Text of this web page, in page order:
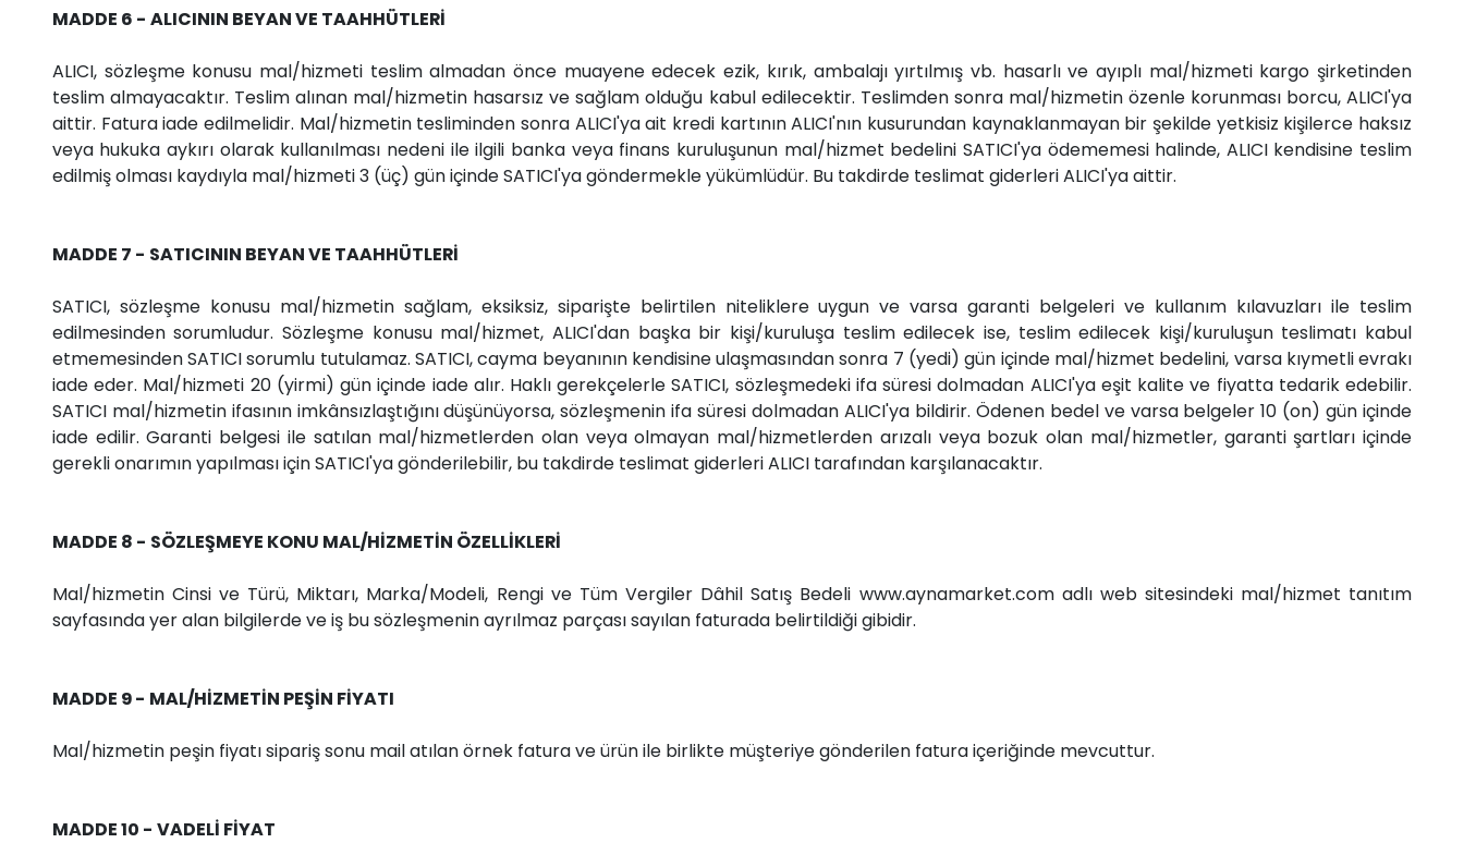
MADDE 6 - ALICININ BEYAN VE TAAHHÜTLERİ
ALICI, sözleşme konusu mal/hizmeti teslim almadan önce muayene edecek ezik, kırık, ambalajı yırtılmış vb. hasarlı ve ayıplı mal/hizmeti kargo şirketinden
teslim almayacaktır. Teslim alınan mal/hizmetin hasarsız ve sağlam olduğu kabul edilecektir. Teslimden sonra mal/hizmetin özenle korunması borcu, ALICI'ya
aittir. Fatura iade edilmelidir. Mal/hizmetin tesliminden sonra ALICI'ya ait kredi kartının ALICI'nın kusurundan kaynaklanmayan bir şekilde yetkisiz kişilerce haksız
veya hukuka aykırı olarak kullanılması nedeni ile ilgili banka veya finans kuruluşunun mal/hizmet bedelini SATICI'ya ödememesi halinde, ALICI kendisine teslim
edilmiş olması kaydıyla mal/hizmeti 3 (üç) gün içinde SATICI'ya göndermekle yükümlüdür. Bu takdirde teslimat giderleri ALICI'ya aittir.
MADDE 7 - SATICININ BEYAN VE TAAHHÜTLERİ
SATICI, sözleşme konusu mal/hizmetin sağlam, eksiksiz, siparişte belirtilen niteliklere uygun ve varsa garanti belgeleri ve kullanım kılavuzları ile teslim
edilmesinden sorumludur. Sözleşme konusu mal/hizmet, ALICI'dan başka bir kişi/kuruluşa teslim edilecek ise, teslim edilecek kişi/kuruluşun teslimatı kabul
etmemesinden SATICI sorumlu tutulamaz. SATICI, cayma beyanının kendisine ulaşmasından sonra 7 (yedi) gün içinde mal/hizmet bedelini, varsa kıymetli evrakı
iade eder. Mal/hizmeti 20 (yirmi) gün içinde iade alır. Haklı gerekçelerle SATICI, sözleşmedeki ifa süresi dolmadan ALICI'ya eşit kalite ve fiyatta tedarik edebilir.
SATICI mal/hizmetin ifasının imkânsızlaştığını düşünüyorsa, sözleşmenin ifa süresi dolmadan ALICI'ya bildirir. Ödenen bedel ve varsa belgeler 10 (on) gün içinde
iade edilir. Garanti belgesi ile satılan mal/hizmetlerden olan veya olmayan mal/hizmetlerden arızalı veya bozuk olan mal/hizmetler, garanti şartları içinde
gerekli onarımın yapılması için SATICI'ya gönderilebilir, bu takdirde teslimat giderleri ALICI tarafından karşılanacaktır.
MADDE 8 - SÖZLEŞMEYE KONU MAL/HİZMETİN ÖZELLİKLERİ
Mal/hizmetin Cinsi ve Türü, Miktarı, Marka/Modeli, Rengi ve Tüm Vergiler Dâhil Satış Bedeli www.aynamarket.com adlı web sitesindeki mal/hizmet tanıtım
sayfasında yer alan bilgilerde ve iş bu sözleşmenin ayrılmaz parçası sayılan faturada belirtildiği gibidir.
MADDE 9 - MAL/HİZMETİN PEŞİN FİYATI
Mal/hizmetin peşin fiyatı sipariş sonu mail atılan örnek fatura ve ürün ile birlikte müşteriye gönderilen fatura içeriğinde mevcuttur.
MADDE 10 - VADELİ FİYAT